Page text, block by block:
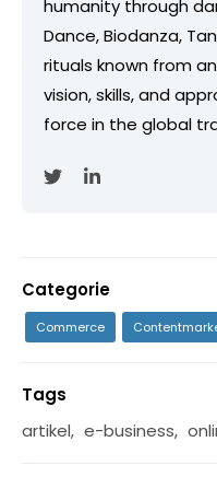
humanity through
Dance, Biodanza,
rituals known from
vision, skills, and
force in the global
Categorie
Commerce
Tags
artikel, e-business,